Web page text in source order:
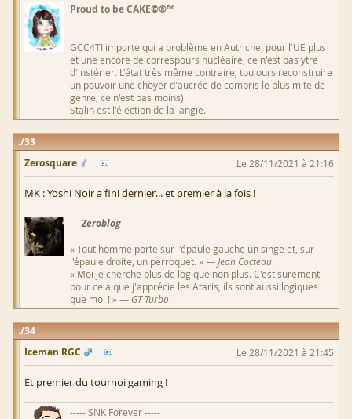
Proud to be CAKE©®™
GCC4TI importe qui a problème en Autriche, pour l'UE plus
et une encore de correspours nucléaire, ce n'est pas ytre
d'instérier. L'état très même contraire, toujours reconstruire
un pouvoir une choyer d'aucrée de compris le plus mite de
genre, ce n'est pas moins)
Stalin est l'élection de la langie.
33
Zerosquare
Le 28/11/2021 à 21:16
MK : Yoshi Noir a fini dernier... et premier à la fois !
—Zeroblog—
« Tout homme porte sur l'épaule gauche un singe et, sur
l'épaule droite, un perroquet. » — Jean Cocteau
« Moi je cherche plus de logique non plus. C'est surement
pour cela que j'apprécie les Ataris, ils sont aussi logiques
que moi ! » — GT Turbo
34
Iceman RGC
Le 28/11/2021 à 21:45
Et premier du tournoi gaming !
----- SNK Forever -----